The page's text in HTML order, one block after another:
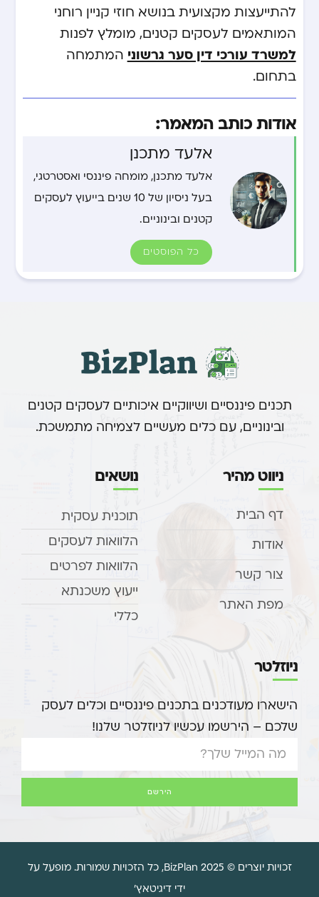
להתייעצות מקצועית בנושא חוזי קניין רוחני
המותאמים לעסקים קטנים, מומלץ לפנות
למשרד עורכי דין סער גרשוני המתמחה
בתחום.
אודות כותב המאמר:
אלעד מתכנן
אלעד מתכנן, מומחה פיננסי ואסטרטגי,
בעל ניסיון של 10 שנים בייעוץ לעסקים
קטנים ובינוניים.
כל הפוסטים
תכנים פיננסיים ושיווקיים איכותיים לעסקים קטנים
ובינוניים, עם כלים מעשיים לצמיחה מתמשכת.
ניווט מהיר
דף הבית
אודות
צור קשר
מפת האתר
נושאים
תוכנית עסקית
הלוואות לעסקים
הלוואות לפרטים
ייעוץ משכנתא
כללי
ניוזלטר
הישארו מעודכנים בתכנים פיננסיים וכלים לעסק
שלכם – הירשמו עכשיו לניוזלטר שלנו!
הירשם
זכויות יוצרים © 2025 BizPlan, כל הזכויות שמורות. מופעל על
ידי דיגיטאץ'